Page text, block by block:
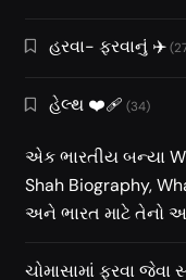
હરવા- ફરવાનું ✈️
હેલ્થ ❤️‍🩹 (34)
એક ભારતીય બન્યા
Shah Biography,
અને ભારત માટે તેનો
ચોમાસામાં ફરવા